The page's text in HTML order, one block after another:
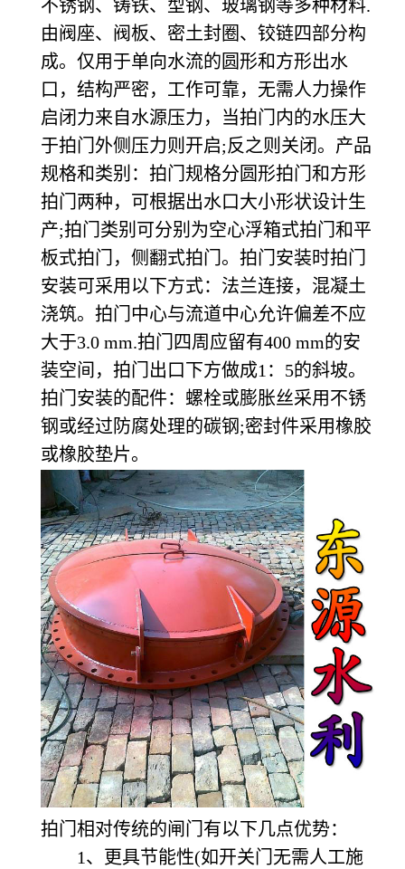
不锈钢、铸铁、型钢、玻璃钢等多种材料.
由阀座、阀板、密土封圈、铰链四部分构
成。仅用于单向水流的圆形和方形出水
口，结构严密，工作可靠，无需人力操作
启闭力来自水源压力，当拍门内的水压大
于拍门外侧压力则开启;反之则关闭。产品
规格和类别：拍门规格分圆形拍门和方形
拍门两种，可根据出水口大小形状设计生
产;拍门类别可分别为空心浮箱式拍门和平
板式拍门，侧翻式拍门。拍门安装时拍门
安装可采用以下方式：法兰连接，混凝土
浇筑。拍门中心与流道中心允许偏差不应
大于3.0 mm.拍门四周应留有400 mm的安
装空间，拍门出口下方做成1：5的斜坡。
拍门安装的配件：螺栓或膨胀丝采用不锈
钢或经过防腐处理的碳钢;密封件采用橡胶
或橡胶垫片。
拍门相对传统的闸门有以下几点优势：
1、更具节能性(如开关门无需人工施